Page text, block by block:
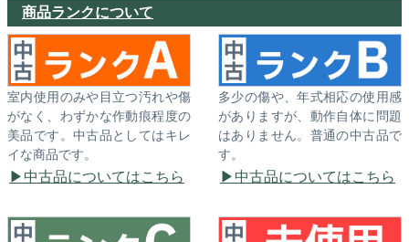
商品ランクについて
室内使用のみや目立つ汚れや傷
がなく、わずかな作動痕程度の
美品です。中古品としてはキレ
イな商品です。
中古品についてはこちら
多少の傷や、年式相応の使用感
がありますが、動作自体に問題
はありません。普通の中古品で
す。
中古品についてはこちら